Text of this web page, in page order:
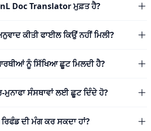
Doc Translator ਮੁਫ਼ਤ ਹੈ?
ਕੀਤੀ ਫਾਈਲ ਕਿਉਂ ਨਹੀਂ ਮਿਲੀ?
ਨੂੰ ਸਿੱਖਿਆ ਛੂਟ ਮਿਲਦੀ ਹੈ?
ਮੁਨਾਫਾ ਸੰਸਥਾਵਾਂ ਲਈ ਛੂਟ ਦਿੰਦੇ ਹੋ?
ਦੀ ਮੰਗ ਕਰ ਸਕਦਾ ਹਾਂ?